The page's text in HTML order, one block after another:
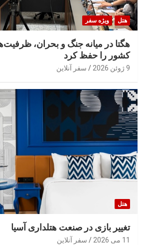
هتل ویژه سفر
هگتا در میانه جنگ و بحران،
کشور را حفظ کرد
9 ژوئن 2026 سفر آنلاین
هتل
تغییر بازی در صنعت هتلداری آسیا
11 می 2026 سفر آنلاین